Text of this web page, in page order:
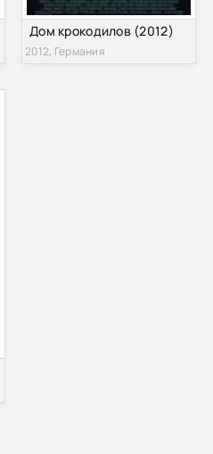
Дом крокодилов (2012)
2012, Германия